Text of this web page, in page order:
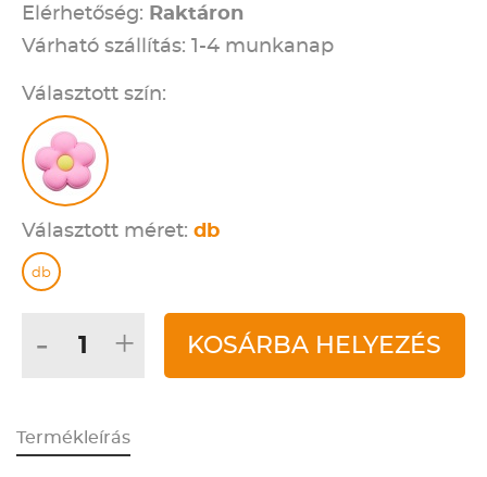
Elérhetőség: Raktáron
Várható szállítás: 1-4 munkanap
Választott szín:
Választott méret: db
db
- + KOSÁRBA HELYEZÉS
Termékleírás